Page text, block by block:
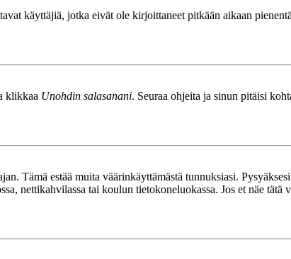
käyttäjiä, jotka eivät ole kirjoittaneet pitkään aikaan
klikkaa Unohdin salasanani. Seuraa ohjeita ja sinun pitäisi
Tämä estää muita väärinkäyttämästä tunnuksiasi.
nettikahvilassa tai koulun tietokoneluokassa. Jos et näe